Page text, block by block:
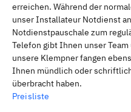
erreichen. Während der
unser Installateur Notdienst
Notdienstpauschale zum
Telefon gibt Ihnen unser
unsere Klempner fangen
Ihnen mündlich oder
überbracht haben.
Preisliste